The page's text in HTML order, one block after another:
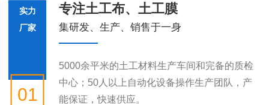
实力
厂家
01
专注土工布、土工膜
集研发、生产、销售于一身
5000余平米的土工材料生产车间和完备的质检
中心；50人以上自动化设备操作生产团队，产
能保证，快速供应。